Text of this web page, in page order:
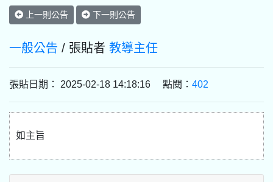
上一則公告 下一則公告
一般公告 / 張貼者 教導主任
張貼日期： 2025-02-18 14:18:16 點閱： 402
如主旨